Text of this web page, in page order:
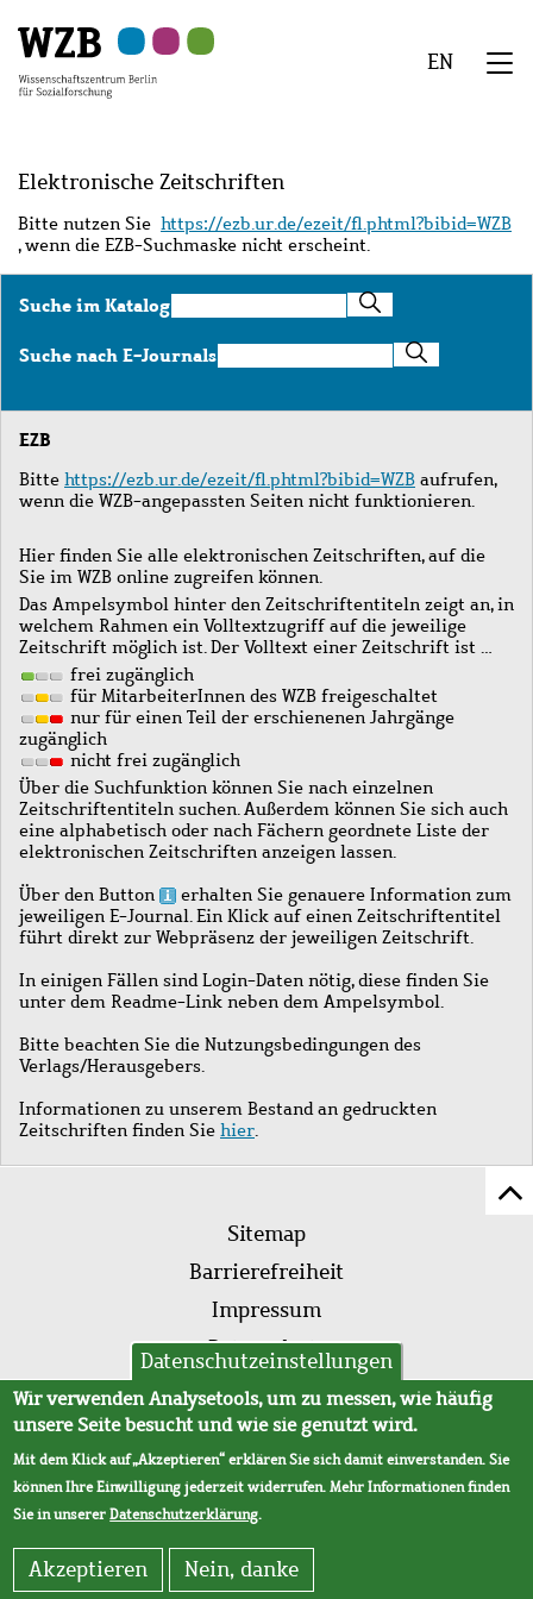
Hauptinhalt
springen
Navigation
springen
Suche
springen
Sekundärnavigation
springen
Fußzeile
springen
EN
Elektronische Zeitschriften
Bitte nutzen Sie https://ezb.ur.de/ezeit/fl.phtml?bibid=WZB
, wenn die EZB-Suchmaske nicht erscheint.
Suche im KatalogSuche
im
Katalog
Suche nach E-JournalsSuche
nach
Journals
EZB
Bitte https://ezb.ur.de/ezeit/fl.phtml?bibid=WZB aufrufen,
wenn die WZB-angepassten Seiten nicht funktionieren.
Hier finden Sie alle elektronischen Zeitschriften, auf die
Sie im WZB online zugreifen können.
Das Ampelsymbol hinter den Zeitschriftentiteln zeigt an, in
welchem Rahmen ein Volltextzugriff auf die jeweilige
Zeitschrift möglich ist. Der Volltext einer Zeitschrift ist …
frei zugänglich
für MitarbeiterInnen des WZB freigeschaltet
nur für einen Teil der erschienenen Jahrgänge
zugänglich
nicht frei zugänglich
Über die Suchfunktion können Sie nach einzelnen
Zeitschriftentiteln suchen. Außerdem können Sie sich auch
eine alphabetisch oder nach Fächern geordnete Liste der
elektronischen Zeitschriften anzeigen lassen.
Über den Button
erhalten Sie genauere Information zum
jeweiligen E-Journal. Ein Klick auf einen Zeitschriftentitel
führt direkt zur Webpräsenz der jeweiligen Zeitschrift.
In einigen Fällen sind Login-Daten nötig, diese finden Sie
unter dem Readme-Link neben dem Ampelsymbol.
Bitte beachten Sie die Nutzungsbedingungen des
Verlags/Herausgebers.
Informationen zu unserem Bestand an gedruckten
Zeitschriften finden Sie hier.
Fußleistenmenü
Sitemap
Barrierefreiheit
Impressum
Datenschutz
AVB
Datenschutzeinstellungen
Wir verwenden Analysetools, um zu messen, wie häufig
unsere Seite besucht und wie sie genutzt wird.
Mit dem Klick auf „Akzeptieren“ erklären Sie sich damit einverstanden. Sie
können Ihre Einwilligung jederzeit widerrufen. Mehr Informationen finden
Sie in unsererDatenschutzerklärung.
Akzeptieren Nein, danke